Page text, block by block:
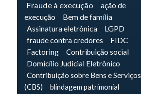
Fraude à execução
ação de
execução
Bem de família
Assinatura eletrônica
LGPD
fraude contra credores
FIDC
Factoring
Contribuição social
Domicílio Judicial Eletrônico
Contribuição sobre Bens e Serviços
(CBS)
blindagem patrimonial